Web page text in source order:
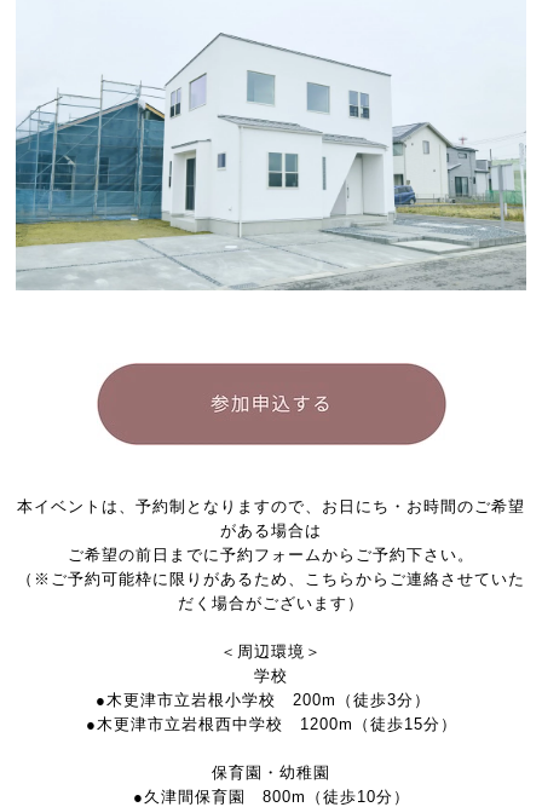
本イベントは、予約制となりますので、お日にち・お時間のご希望
がある場合は
ご希望の前日までに予約フォームからご予約下さい。
（※ご予約可能枠に限りがあるため、こちらからご連絡させていた
だく場合がございます）
＜周辺環境＞
学校
●木更津市立岩根小学校 200m（徒歩3分）
●木更津市立岩根西中学校 1200m（徒歩15分）
保育園・幼稚園
●久津間保育園 800m（徒歩10分）